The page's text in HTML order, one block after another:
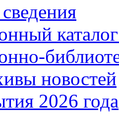
новостей
2026 года